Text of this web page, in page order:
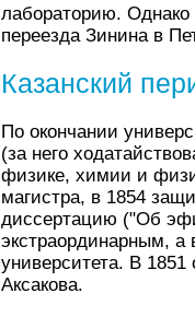
лабораторию. Однако
переезда Зинина в
Казанский
По окончании
(за него
физике, химии и
магистра, в 1854
диссертацию ("Об
экстраординарным, а
университета. В
Аксакова.